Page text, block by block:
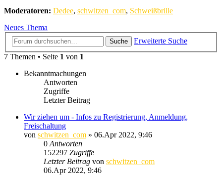
Moderatoren: Dedee, schwitzen_com, Schweißbrille
Neues Thema
Suche
Erweiterte Suche
7 Themen • Seite 1 von 1
Bekanntmachungen
Antworten
Zugriffe
Letzter Beitrag
Wir ziehen um - Infos zu Registrierung, Anmeldung,
Freischaltung
von schwitzen_com » 06.Apr 2022, 9:46
0 Antworten
152297 Zugriffe
Letzter Beitrag von schwitzen_com
06.Apr 2022, 9:46